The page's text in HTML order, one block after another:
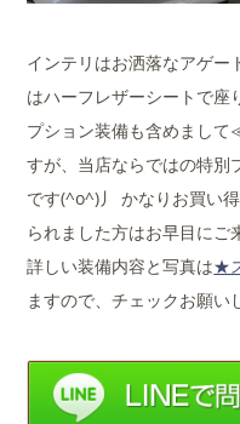
インテリはお洒落なアゲー
はハーフレザーシートで座
プション装備も含めまし
すが、当店ならではの特
です(^o^)丿 かなりお買い
られました方はお早目にご
詳しい装備内容と写真は★
ますので、チェックお願